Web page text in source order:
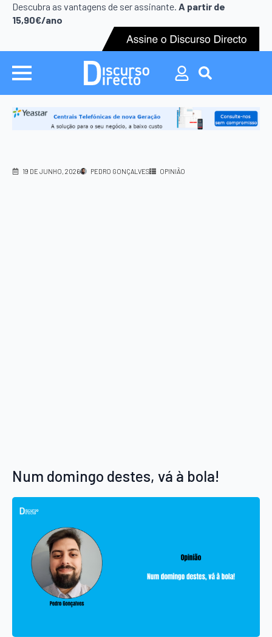
Descubra as vantagens de ser assinante. A partir de
15,90€/ano
Search
for:
Search
19 DE JUNHO, 2026 PEDRO GONÇALVES OPINIÃO
Num domingo destes, vá à bola!